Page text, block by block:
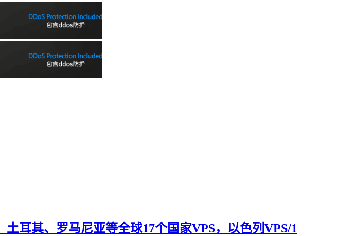
耳其、罗马尼亚等全球17个国家VPS，以色列VPS/1